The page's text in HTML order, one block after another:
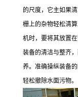
的尺度，它主如果
栅上的杂物轻松清
机时，要将其放置
装备的清洁与整齐
养。准确操纵装备
轻松撤除水面污物。